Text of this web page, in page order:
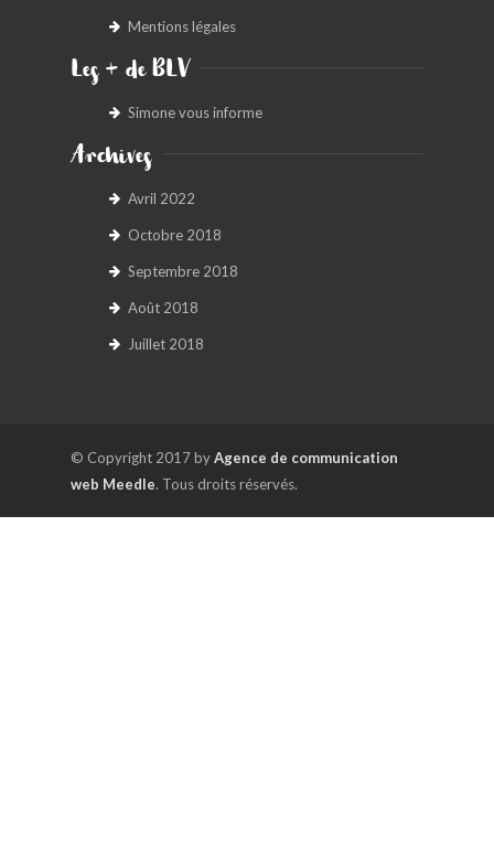
Mentions légales
Les + de BLV
Simone vous informe
Archives
Avril 2022
Octobre 2018
Septembre 2018
Août 2018
Juillet 2018
© Copyright 2017 byAgence de communication
web Meedle. Tous droits réservés.